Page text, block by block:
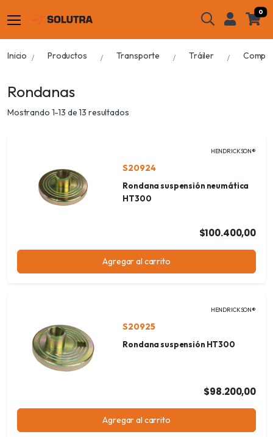
0
Inicio Productos Transporte Tráiler
Rondanas
Mostrando 1-13 de 13 resultados
HENDRICKSON®
S20924
Rondana suspensión neumática
HT300
$100.400,00
Agregar al carrito
HENDRICKSON®
S20925
Rondana suspensión HT300
$98.200,00
Agregar al carrito